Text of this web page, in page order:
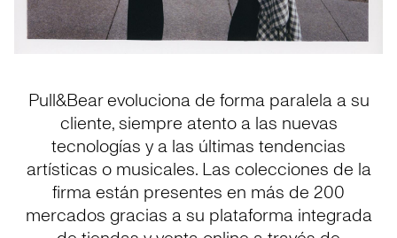
Pull&Bear evoluciona de forma paralela a su
cliente, siempre atento a las nuevas
tecnologías y a las últimas tendencias
artísticas o musicales. Las colecciones de la
firma están presentes en más de 200
mercados gracias a su plataforma integrada